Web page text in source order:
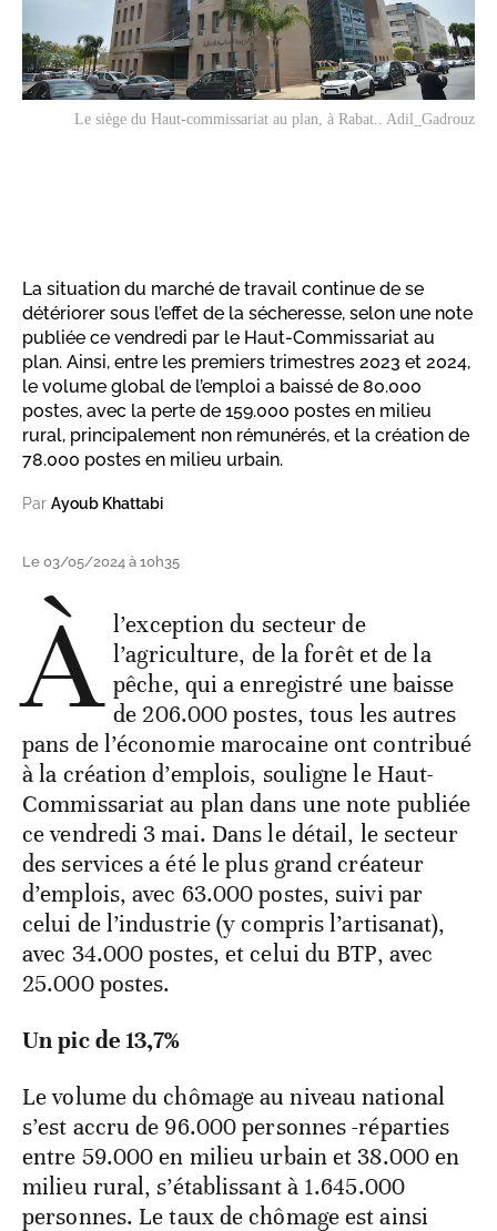
Le siège du Haut-commissariat au plan, à Rabat.. Adil_Gadrouz
La situation du marché de travail continue de se
détériorer sous l’effet de la sécheresse, selon une note
publiée ce vendredi par le Haut-Commissariat au
plan. Ainsi, entre les premiers trimestres 2023 et 2024,
le volume global de l’emploi a baissé de 80.000
postes, avec la perte de 159.000 postes en milieu
rural, principalement non rémunérés, et la création de
78.000 postes en milieu urbain.
Par Ayoub Khattabi
Le 03/05/2024 à 10h35
À l’exception du secteur de
l’agriculture, de la forêt et de la
pêche, qui a enregistré une baisse
de 206.000 postes, tous les autres
pans de l’économie marocaine ont contribué
à la création d’emplois, souligne le Haut-
Commissariat au plan dans une note publiée
ce vendredi 3 mai. Dans le détail, le secteur
des services a été le plus grand créateur
d’emplois, avec 63.000 postes, suivi par
celui de l’industrie (y compris l’artisanat),
avec 34.000 postes, et celui du BTP, avec
25.000 postes.
Un pic de 13,7%
Le volume du chômage au niveau national
s’est accru de 96.000 personnes -réparties
entre 59.000 en milieu urbain et 38.000 en
milieu rural, s’établissant à 1.645.000
personnes. Le taux de chômage est ainsi